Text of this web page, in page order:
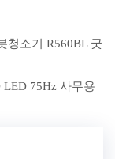
청소기 R560BL 굿
75Hz 사무용